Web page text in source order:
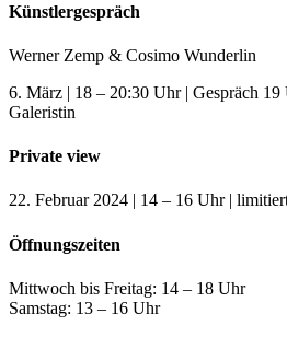
Künstlergespräch
Werner Zemp & Cosimo Wunderlin
6. März | 18 – 20:30 Uhr | Gespräch
Galeristin
Private view
22. Februar 2024 | 14 – 16 Uhr |
Öffnungszeiten
Mittwoch bis Freitag: 14 – 18 Uhr
Samstag: 13 – 16 Uhr